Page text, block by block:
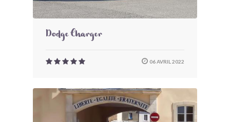
Dodge Charger
06 AVRIL 2022